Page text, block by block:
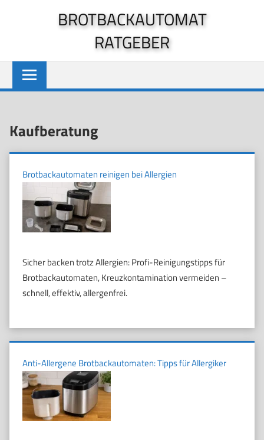
BROTBACKAUTOMAT
RATGEBER
Kaufberatung
Brotbackautomaten reinigen bei Allergien
Sicher backen trotz Allergien: Profi-Reinigungstipps für
Brotbackautomaten, Kreuzkontamination vermeiden –
schnell, effektiv, allergenfrei.
Anti-Allergene Brotbackautomaten: Tipps für Allergiker